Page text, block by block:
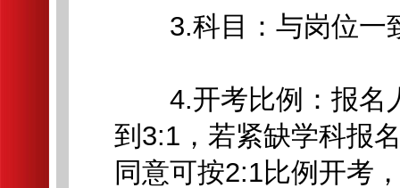
3.科目：与岗位一
4.开考比例：报名
到3:1，若紧缺学科报
同意可按2:1比例开考